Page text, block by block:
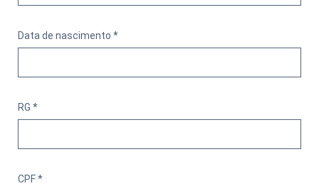
Data de nascimento *
RG *
CPF *